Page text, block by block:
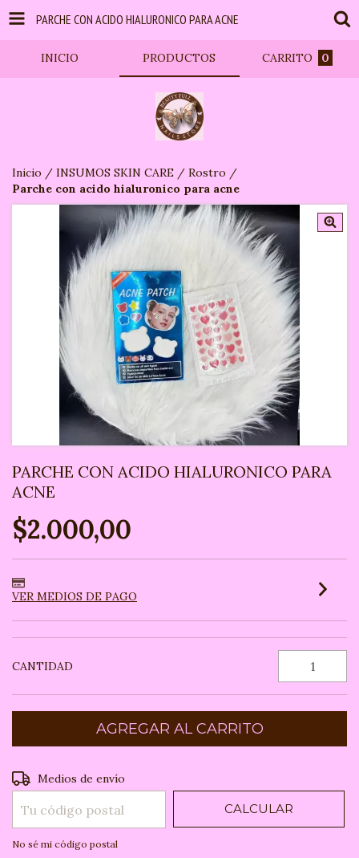
PARCHE CON ACIDO HIALURONICO PARA ACNE
INICIO PRODUCTOS CARRITO 0
Inicio / INSUMOS SKIN CARE / Rostro /
Parche con acido hialuronico para acne
PARCHE CON ACIDO HIALURONICO PARA
ACNE
$2.000,00
VER MEDIOS DE PAGO
CANTIDAD
Entregas para el CP:
Medios de envío
CALCULAR
No sé mi código postal